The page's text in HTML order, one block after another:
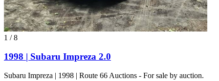
1 /8
1998 | Subaru Impreza 2.0
Subaru Impreza | 1998 | Route 66 Auctions - For sale by auction.